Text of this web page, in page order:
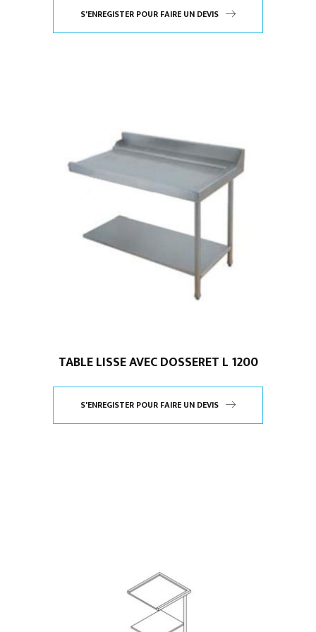
S'ENREGISTER POUR FAIRE UN DEVIS
TABLE LISSE AVEC DOSSERET L 1200
S'ENREGISTER POUR FAIRE UN DEVIS